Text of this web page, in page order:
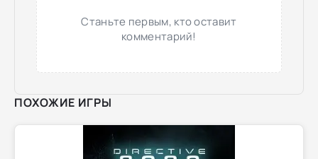
Станьте первым, кто оставит
комментарий!
ПОХОЖИЕ ИГРЫ